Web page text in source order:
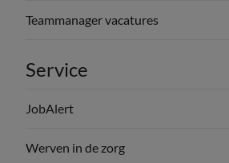
Teammanager vacatures
Service
JobAlert
Werven in de zorg